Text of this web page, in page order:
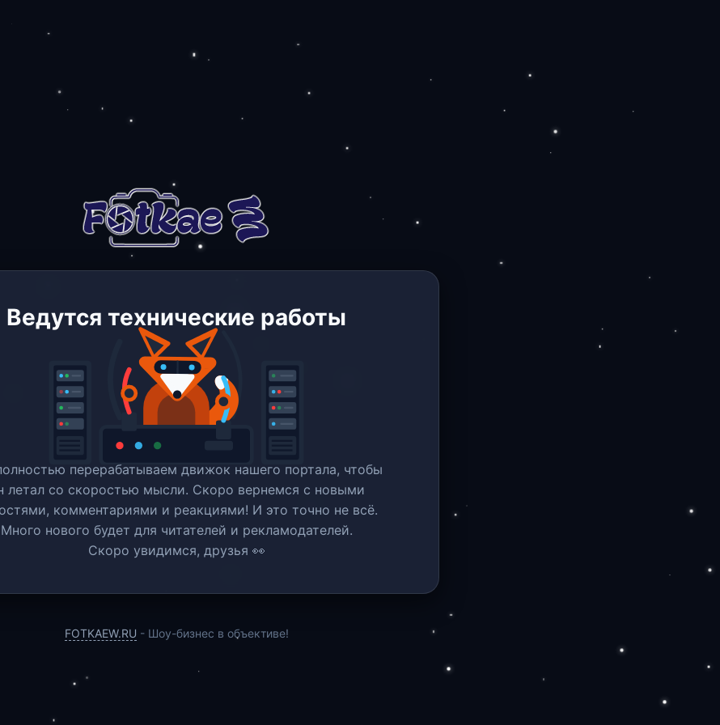
Ведутся технические работы
перерабатываем движок нашего портала, чтобы
летал со скоростью мысли. Скоро вернемся c новыми
комментариями и реакциями! И это точно не всё.
Много нового будет для читателей и рекламодателей.
Скоро увидимся, друзья 👀
FOTKAEW.RU - Шоу-бизнес в объективе!